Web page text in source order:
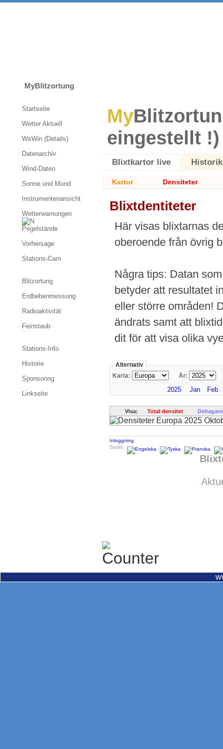
MyBlitzortung
My
eingestellt !)
Blixtkartor live Historik
Kartor Densiteter
Blixtdentiteter
Här visas blixtarnas
oberoende från övrig
Några tips: Datan
betyder att resultatet
eller större områden!
ändrats samt att
dit för att visa olika
Alternativ
Karta:
År:
2025 Jan Feb
Visa: Total densitet
Inloggning
Språk:
Startseite
Wetter Aktuell
WsWin (Details)
Datenarchiv
Wind-Daten
Sonne und Mond
Instrumentenansicht
Wetterwarnungen
Pegelstände
Vorhersage
Stations-Cam
Blitzortung
Erdbebenmessung
Radioaktivität
Feinstaub
Stations-Info
Historie
Sponsoring
Linkseite